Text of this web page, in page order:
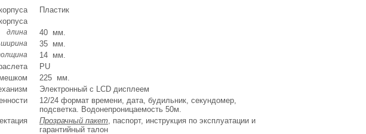
Пластик
длина 40 мм.
ширина 35 мм.
14 мм.
PU
225 мм.
Электронный с LCD дисплеем
12/24 формат времени, дата, будильник, секундомер,
подсветка. Водонепроницаемость 50м.
Прозрачный пакет, паспорт, инструкция по эксплуатации и
гарантийный талон